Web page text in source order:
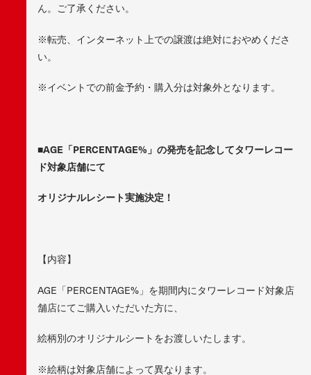
ん。ご了承ください。
※転売、インターネット上での譲渡は絶対におやめくださ
い。
※イベントでの前金予約・購入分は対象外となります。
■AGE 「PERCENTAGE%」の発売を記念してタワーレコー
ド対象店舗にて
オリジナルレシート実施決定！
【内容】
AGE「PERCENTAGE%」を期間内にタワーレコード対象店
舗店にてご購入いただいた方に、
絵柄別のオリジナルシートをお渡しいたします。
※絵柄は対象店舗によって異なります。